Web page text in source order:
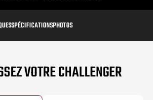
SPÉCIFICATIONSPHOTOS
VOTRE CHALLENGER